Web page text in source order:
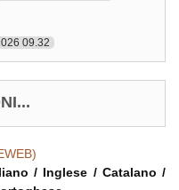
09.32
/ Inglese / Catalano /